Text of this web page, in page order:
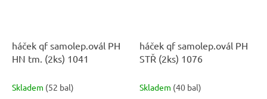
háček qf samolep.ovál PH
HN tm. (2ks) 1041
Skladem (52 bal)
háček qf samolep.ovál PH
STŘ (2ks) 1076
Skladem (40 bal)